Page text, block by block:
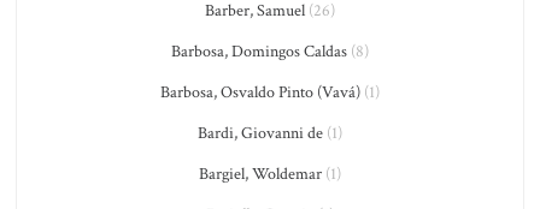
Barber, Samuel (26)
Barbosa, Domingos Caldas (8)
Barbosa, Osvaldo Pinto (Vavá) (1)
Bardi, Giovanni de (1)
Bargiel, Woldemar (1)